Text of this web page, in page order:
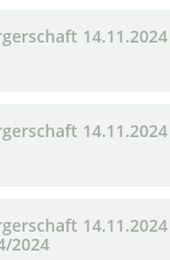
14.11.2024
14.11.2024
14.11.2024
2024